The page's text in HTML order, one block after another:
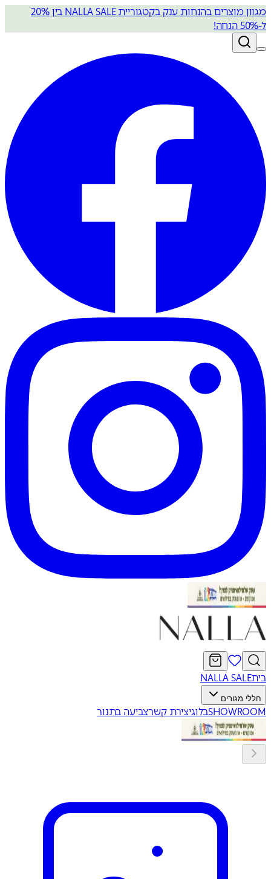
מגוון מוצרים בהנחות ענק בקטגוריית NALLA SALE בין 20%
ל-50% הנחה!
ביתNALLA SALE
חללי מגורים
SHOWROOMבלוגיצירת קשרצביעה בתנור